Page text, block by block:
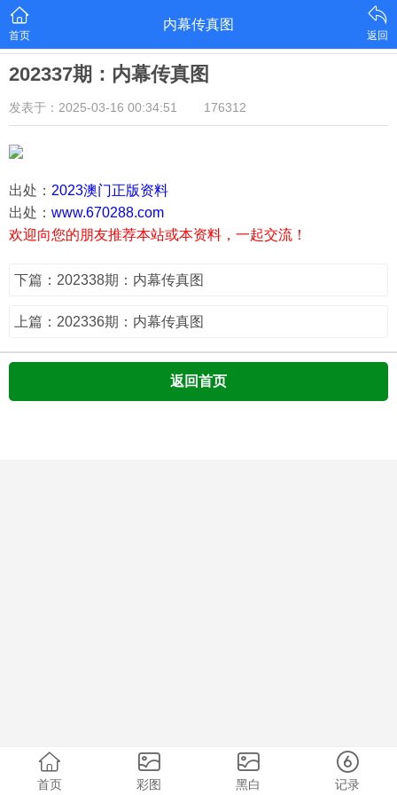
首页
内幕传真图
返回
202337期：内幕传真图
发表于：2025-03-16 00:34:51 176312
出处： 2023澳门正版资料
出处： www.670288.com
欢迎向您的朋友推荐本站或本资料，一起交流！
下篇：202338期：内幕传真图
上篇：202336期：内幕传真图
返回首页
首页 彩图 黑白 记录